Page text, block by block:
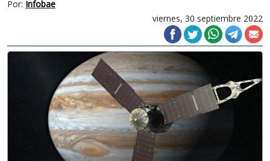
Por: Infobae
viernes, 30 septiembre 2022